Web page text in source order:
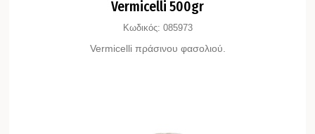
Vermicelli 500gr
Κωδικός: 085973
Vermicelli πράσινου φασολιού.